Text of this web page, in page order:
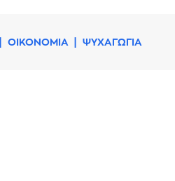
ΟΙΚΟΝΟΜΙΑ ΨΥΧΑΓΩΓΙΑ